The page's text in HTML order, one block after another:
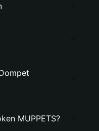
MUPPETS?